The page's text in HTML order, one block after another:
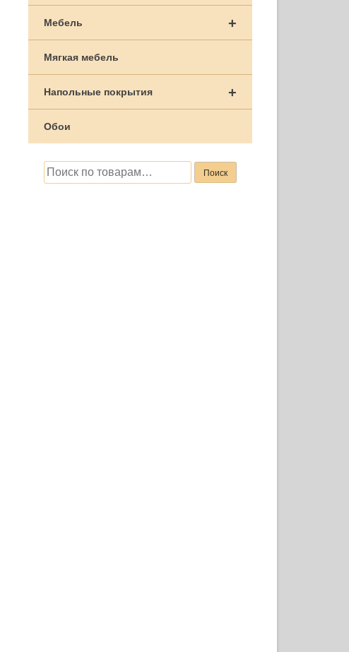
+
Мебель
Мягкая мебель
+
Напольные покрытия
Обои
Искать: Поиск